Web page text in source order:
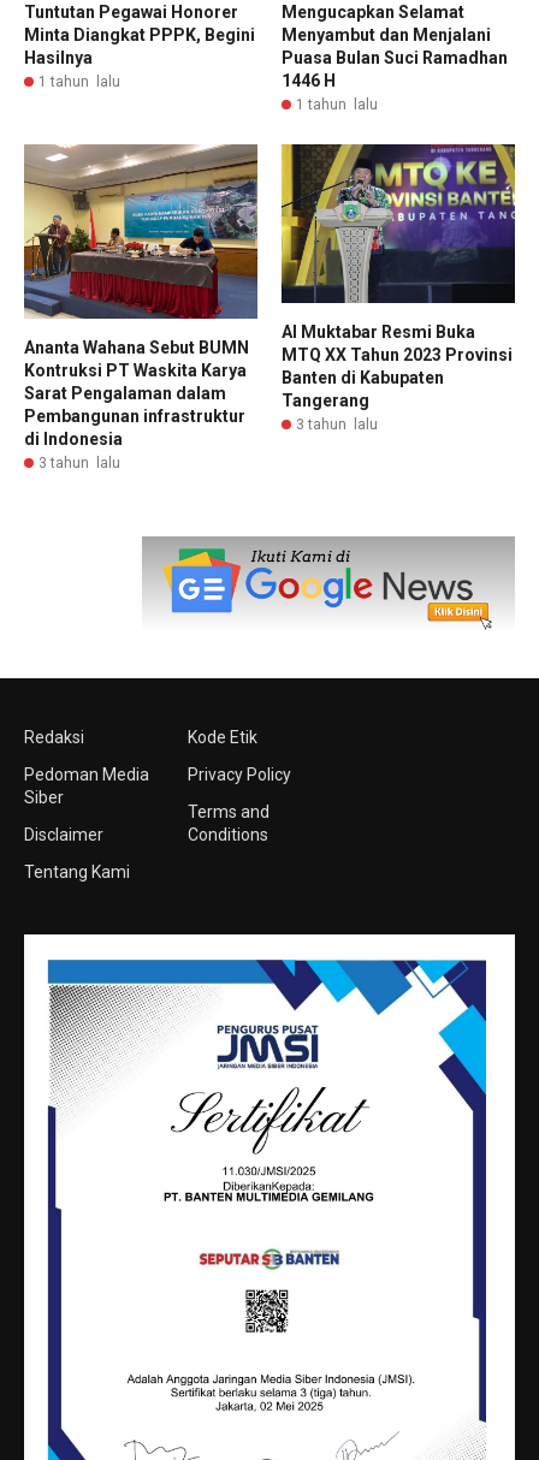
Tuntutan Pegawai Honorer
Minta Diangkat PPPK, Begini
Hasilnya
1 tahun lalu
Mengucapkan Selamat
Menyambut dan Menjalani
Puasa Bulan Suci Ramadhan
1446 H
1 tahun lalu
Ananta Wahana Sebut BUMN
Kontruksi PT Waskita Karya
Sarat Pengalaman dalam
Pembangunan infrastruktur
di Indonesia
3 tahun lalu
Al Muktabar Resmi Buka
MTQ XX Tahun 2023 Provinsi
Banten di Kabupaten
Tangerang
3 tahun lalu
Redaksi
Pedoman Media
Siber
Disclaimer
Tentang Kami
Kode Etik
Privacy Policy
Terms and
Conditions